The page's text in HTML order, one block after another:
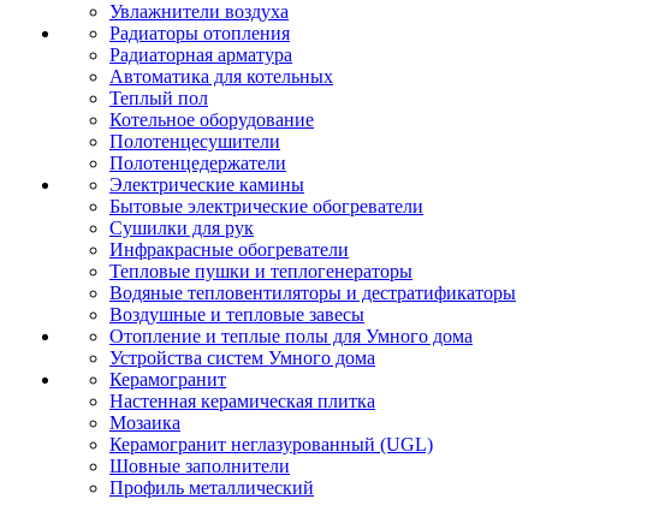
Увлажнители воздуха
Радиаторы отопления
Радиаторная арматура
Автоматика для котельных
Теплый пол
Котельное оборудование
Полотенцесушители
Полотенцедержатели
Электрические камины
Бытовые электрические обогреватели
Сушилки для рук
Инфракрасные обогреватели
Тепловые пушки и теплогенераторы
Водяные тепловентиляторы и дестратификаторы
Воздушные и тепловые завесы
Отопление и теплые полы для Умного дома
Устройства систем Умного дома
Керамогранит
Настенная керамическая плитка
Мозаика
Керамогранит неглазурованный (UGL)
Шовные заполнители
Профиль металлический